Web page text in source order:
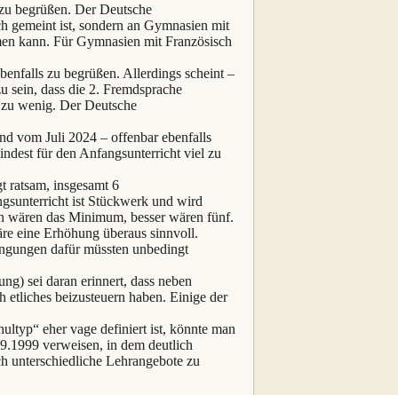
begrüßen. Der Deutsche
gemeint ist, sondern an Gymnasien mit
kann. Für Gymnasien mit Französisch
zu begrüßen. Allerdings scheint –
sein, dass die 2. Fremdsprache
wenig. Der Deutsche
vom Juli 2024 – offenbar ebenfalls
für den Anfangsunterricht viel zu
insgesamt 6
ist Stückwerk und wird
wären das Minimum, besser wären fünf.
eine Erhöhung überaus sinnvoll.
dafür müssten unbedingt
sei daran erinnert, dass neben
beizusteuern haben. Einige der
eher vage definiert ist, könnte man
verweisen, in dem deutlich
unterschiedliche Lehrangebote zu